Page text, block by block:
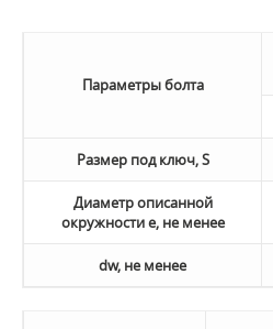
Параметры болта
Размер под ключ, S
Диаметр описанной
окружности e, не менее
dw, не менее